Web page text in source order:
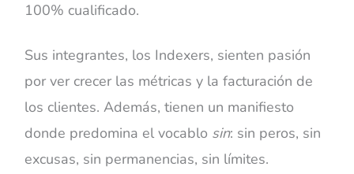
100% cualificado.
Sus integrantes, los Indexers, sienten pasión
por ver crecer las métricas y la facturación de
los clientes. Además, tienen un manifiesto
donde predomina el vocablo sin: sin peros, sin
excusas, sin permanencias, sin límites.